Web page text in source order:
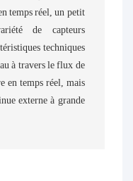
temps réel, un petit
de capteurs
techniques
à travers le flux de
en temps réel, mais
externe à grande